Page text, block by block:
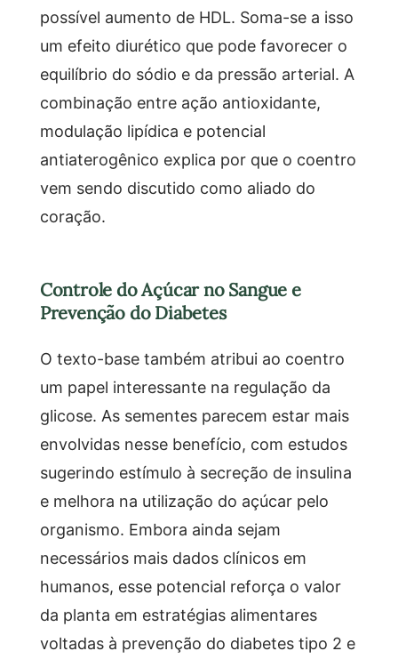
possível aumento de HDL. Soma-se a isso
um efeito diurético que pode favorecer o
equilíbrio do sódio e da pressão arterial. A
combinação entre ação antioxidante,
modulação lipídica e potencial
antiaterogênico explica por que o coentro
vem sendo discutido como aliado do
coração.
Controle do Açúcar no Sangue e
Prevenção do Diabetes
O texto-base também atribui ao coentro
um papel interessante na regulação da
glicose. As sementes parecem estar mais
envolvidas nesse benefício, com estudos
sugerindo estímulo à secreção de insulina
e melhora na utilização do açúcar pelo
organismo. Embora ainda sejam
necessários mais dados clínicos em
humanos, esse potencial reforça o valor
da planta em estratégias alimentares
voltadas à prevenção do diabetes tipo 2 e